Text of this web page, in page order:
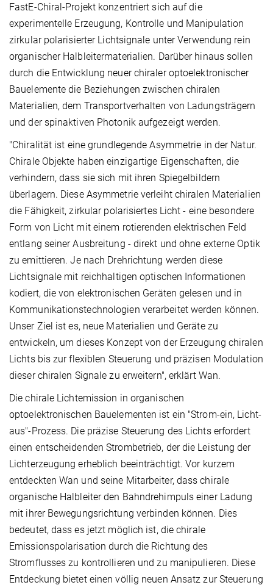
FastE-Chiral-Projekt konzentriert sich auf die
experimentelle Erzeugung, Kontrolle und Manipulation
zirkular polarisierter Lichtsignale unter Verwendung rein
organischer Halbleitermaterialien. Darüber hinaus sollen
durch die Entwicklung neuer chiraler optoelektronischer
Bauelemente die Beziehungen zwischen chiralen
Materialien, dem Transportverhalten von Ladungsträgern
und der spinaktiven Photonik aufgezeigt werden.
"Chiralität ist eine grundlegende Asymmetrie in der Natur.
Chirale Objekte haben einzigartige Eigenschaften, die
verhindern, dass sie sich mit ihren Spiegelbildern
überlagern. Diese Asymmetrie verleiht chiralen Materialien
die Fähigkeit, zirkular polarisiertes Licht - eine besondere
Form von Licht mit einem rotierenden elektrischen Feld
entlang seiner Ausbreitung - direkt und ohne externe Optik
zu emittieren. Je nach Drehrichtung werden diese
Lichtsignale mit reichhaltigen optischen Informationen
kodiert, die von elektronischen Geräten gelesen und in
Kommunikationstechnologien verarbeitet werden können.
Unser Ziel ist es, neue Materialien und Geräte zu
entwickeln, um dieses Konzept von der Erzeugung chiralen
Lichts bis zur flexiblen Steuerung und präzisen Modulation
dieser chiralen Signale zu erweitern", erklärt Wan.
Die chirale Lichtemission in organischen
optoelektronischen Bauelementen ist ein "Strom-ein, Licht-
aus"-Prozess. Die präzise Steuerung des Lichts erfordert
einen entscheidenden Strombetrieb, der die Leistung der
Lichterzeugung erheblich beeinträchtigt. Vor kurzem
entdeckten Wan und seine Mitarbeiter, dass chirale
organische Halbleiter den Bahndrehimpuls einer Ladung
mit ihrer Bewegungsrichtung verbinden können. Dies
bedeutet, dass es jetzt möglich ist, die chirale
Emissionspolarisation durch die Richtung des
Stromflusses zu kontrollieren und zu manipulieren. Diese
Entdeckung bietet einen völlig neuen Ansatz zur Steuerung